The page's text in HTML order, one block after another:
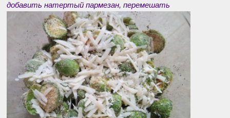
добавить натертый пармезан, перемешать